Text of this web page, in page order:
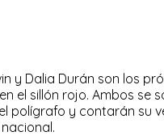
y Dalia Durán son los
el sillón rojo. Ambos se
polígrafo y contarán su